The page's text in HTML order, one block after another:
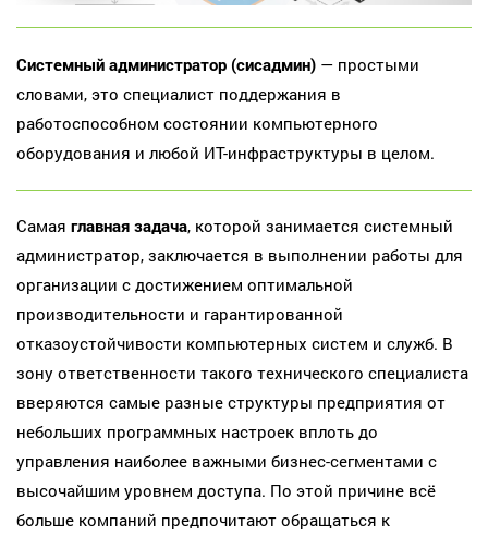
Системный администратор (сисадмин) — простыми
словами, это специалист поддержания в
работоспособном состоянии компьютерного
оборудования и любой ИТ-инфраструктуры в целом.
Самая главная задача, которой занимается системный
администратор, заключается в выполнении работы для
организации с достижением оптимальной
производительности и гарантированной
отказоустойчивости компьютерных систем и служб. В
зону ответственности такого технического специалиста
вверяются самые разные структуры предприятия от
небольших программных настроек вплоть до
управления наиболее важными бизнес-сегментами с
высочайшим уровнем доступа. По этой причине всё
больше компаний предпочитают обращаться к